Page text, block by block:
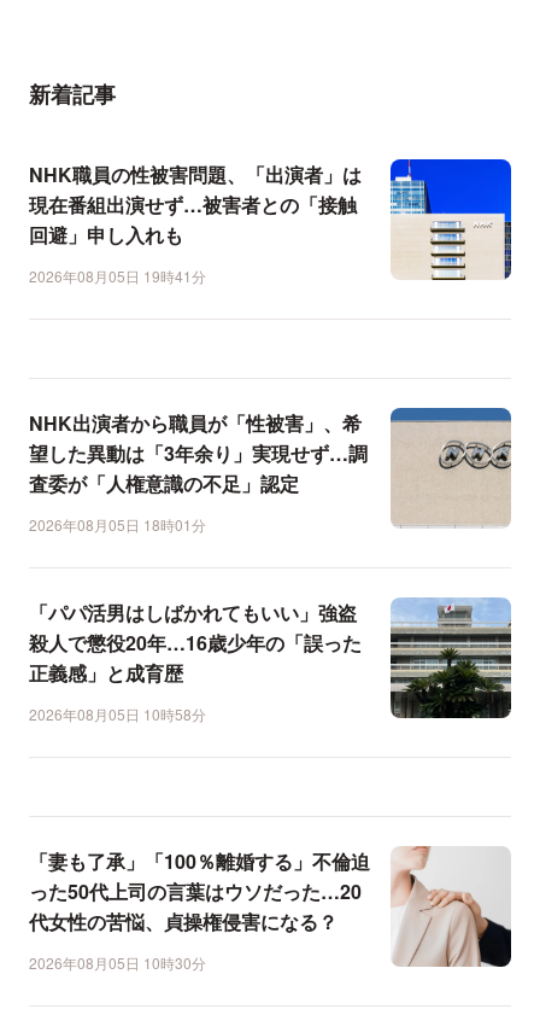
新着記事
NHK職員の性被害問題、「出演者」は
現在番組出演せず…被害者との「接触
回避」申し入れも
2026年08月05日 19時41分
NHK出演者から職員が「性被害」、希
望した異動は「3年余り」実現せず…調
査委が「人権意識の不足」認定
2026年08月05日 18時01分
「パパ活男はしばかれてもいい」強盗
殺人で懲役20年…16歳少年の「誤った
正義感」と成育歴
2026年08月05日 10時58分
「妻も了承」「100％離婚する」不倫迫
った50代上司の言葉はウソだった…20
代女性の苦悩、貞操権侵害になる？
2026年08月05日 10時30分